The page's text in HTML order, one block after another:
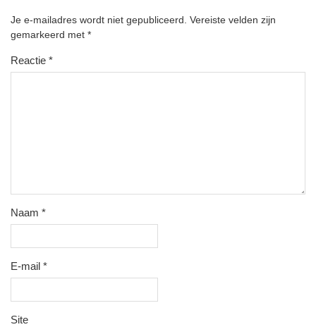
Je e-mailadres wordt niet gepubliceerd. Vereiste velden zijn
gemarkeerd met *
Reactie *
Naam *
E-mail *
Site